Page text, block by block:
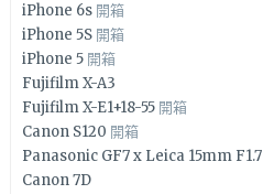
iPhone 6s 開箱
iPhone 5S 開箱
iPhone 5 開箱
Fujifilm X-A3
Fujifilm X-E1+18-55 開箱
Canon S120 開箱
Panasonic GF7 x Leica 15mm F1.7
Canon 7D